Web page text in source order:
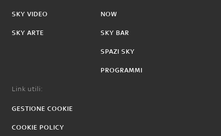
SKY VIDEO
SKY ARTE
NOW
SKY BAR
SPAZI SKY
PROGRAMMI
Link utili:
GESTIONE COOKIE
COOKIE POLICY